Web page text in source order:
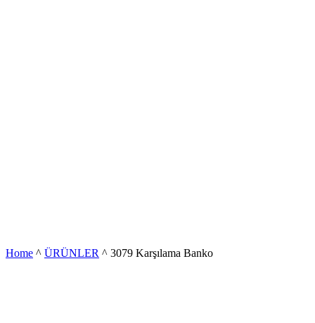
Home ^ ÜRÜNLER ^ 3079 Karşılama Banko